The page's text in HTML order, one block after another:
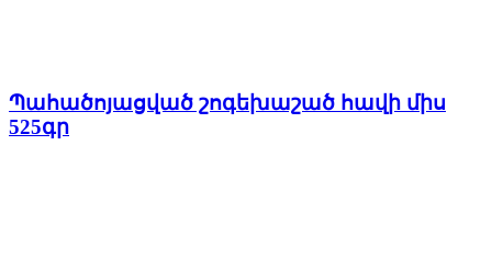
Պահածոյացված շոգեխաշած հավի միս
525գր